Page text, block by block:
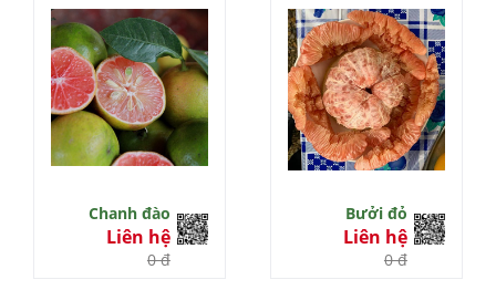
Chanh đào
Liên hệ
0 đ
Bưởi đỏ
Liên hệ
0 đ